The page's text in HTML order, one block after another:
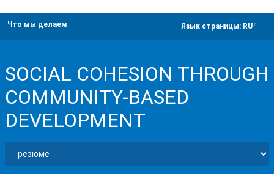
Что мы делаем Язык страницы: RU
SOCIAL COHESION THROUGH
COMMUNITY-BASED
DEVELOPMENT